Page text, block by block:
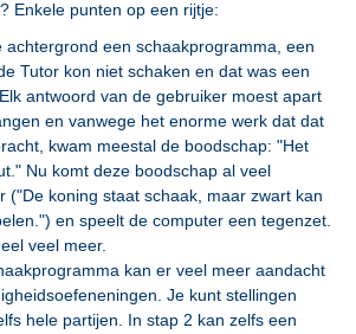
Enkele punten op een rijtje:
achtergrond een schaakprogramma, een
Tutor kon niet schaken en dat was een
antwoord van de gebruiker moest apart
en vanwege het enorme werk dat dat
kwam meestal de boodschap: "Het
Nu komt deze boodschap al veel
("De koning staat schaak, maar zwart kan
en speelt de computer een tegenzet.
veel meer.
kan er veel meer aandacht
Je kunt stellingen
hele partijen. In stap 2 kan zelfs een